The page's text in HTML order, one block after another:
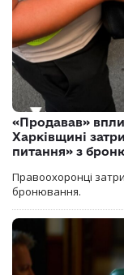
«Продавав»
Харківщині
питання» з
Правоохоронці
бронювання.